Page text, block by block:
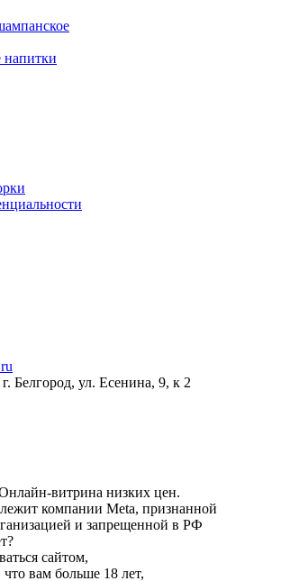
напитки
ул. Есенина, 9, к 2
витрина низких цен.
компании Meta, признанной
и запрещенной в РФ
сайтом,
вам больше 18 лет,